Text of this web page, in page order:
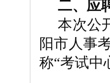
二、应
本次公
阳市人事
称“考试中